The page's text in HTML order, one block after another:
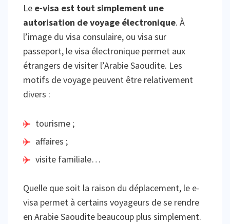
Le e-visa est tout simplement une
autorisation de voyage électronique. À
l’image du visa consulaire, ou visa sur
passeport, le visa électronique permet aux
étrangers de visiter l’Arabie Saoudite. Les
motifs de voyage peuvent être relativement
divers :
tourisme ;
affaires ;
visite familiale…
Quelle que soit la raison du déplacement, le e-
visa permet à certains voyageurs de se rendre
en Arabie Saoudite beaucoup plus simplement.